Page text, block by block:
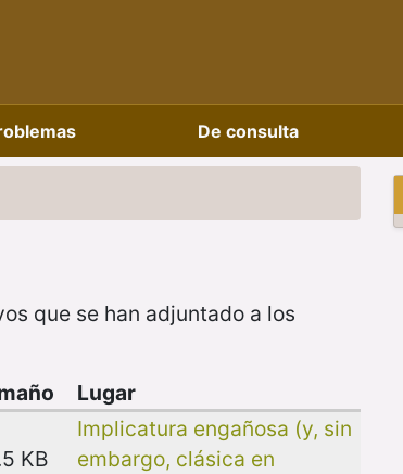
De consulta
que se han adjuntado a los
Lugar
KB
Implicatura engañosa (y, sin
embargo, clásica en